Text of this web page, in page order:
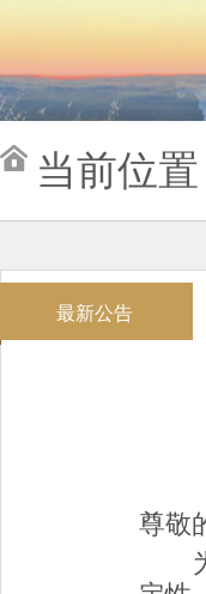
当前位置
最新公告
尊敬